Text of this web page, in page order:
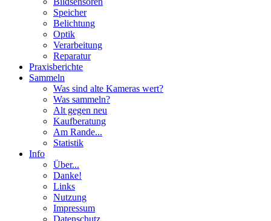
Speicher
Belichtung
Optik
Verarbeitung
Reparatur
Praxisberichte
Sammeln
Was sind alte Kameras wert?
Was sammeln?
Alt gegen neu
Kaufberatung
Am Rande...
Statistik
Info
Über...
Danke!
Links
Nutzung
Impressum
Datenschutz